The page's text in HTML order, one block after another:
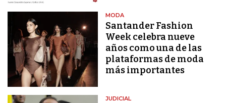
MODA
Santander Fashion
Week celebra nueve
años como una de las
plataformas de moda
más importantes
JUDICIAL